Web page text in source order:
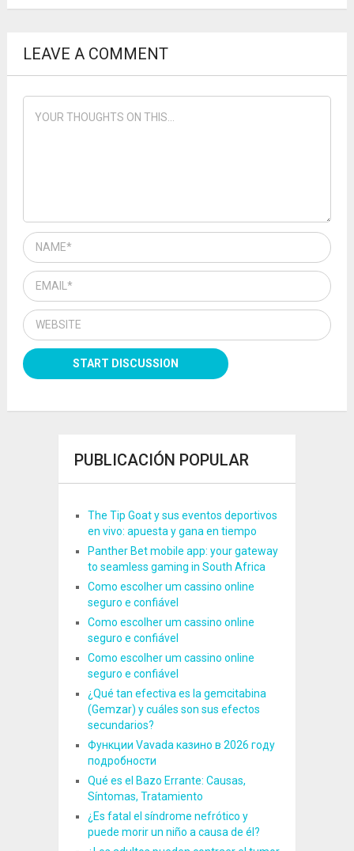
LEAVE A COMMENT
PUBLICACIÓN POPULAR
The Tip Goat y sus eventos deportivos
en vivo: apuesta y gana en tiempo
Panther Bet mobile app: your gateway
to seamless gaming in South Africa
Como escolher um cassino online
seguro e confiável
Como escolher um cassino online
seguro e confiável
Como escolher um cassino online
seguro e confiável
¿Qué tan efectiva es la gemcitabina
(Gemzar) y cuáles son sus efectos
secundarios?
Функции Vavada казино в 2026 году
подробности
Qué es el Bazo Errante: Causas,
Síntomas, Tratamiento
¿Es fatal el síndrome nefrótico y
puede morir un niño a causa de él?